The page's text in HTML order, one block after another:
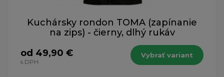
Kuchársky rondon TOMA (zapínanie
na zips) - čierny, dlhý rukáv
od 49,90 €
s DPH
Vybrať variant